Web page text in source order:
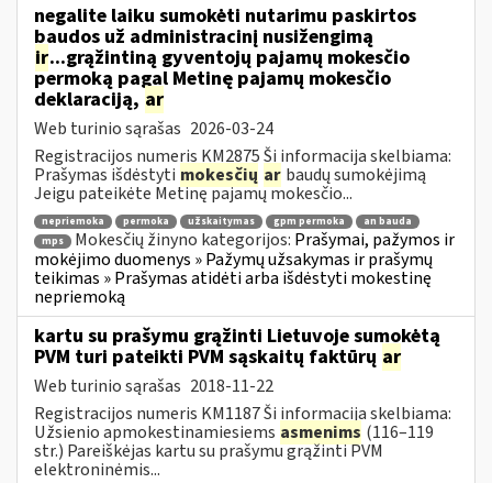
negalite laiku sumokėti nutarimu paskirtos
baudos už administracinį nusižengimą
ir...grąžintiną gyventojų pajamų mokesčio
permoką pagal Metinę pajamų mokesčio
deklaraciją, ar
Web turinio sąrašas 2026-03-24
Registracijos numeris KM2875 Ši informacija skelbiama:
Prašymas išdėstyti mokesčių ar baudų sumokėjimą
Jeigu pateikėte Metinę pajamų mokesčio...
nepriemoka permoka užskaitymas gpm permoka
an bauda
mps
Mokesčių žinyno kategorijos: Prašymai, pažymos ir
mokėjimo duomenys » Pažymų užsakymas ir prašymų
teikimas » Prašymas atidėti arba išdėstyti mokestinę
nepriemoką
kartu su prašymu grąžinti Lietuvoje sumokėtą
PVM turi pateikti PVM sąskaitų faktūrų ar
Web turinio sąrašas 2018-11-22
Registracijos numeris KM1187 Ši informacija skelbiama:
Užsienio apmokestinamiesiems asmenims (116–119
str.) Pareiškėjas kartu su prašymu grąžinti PVM
elektroninėmis...